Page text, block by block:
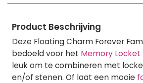
Product Beschrijving
Deze Floating Charm Forever
bedoeld voor het Memory Locket
leuk om te combineren met
en/of stenen. Of laat een mooie